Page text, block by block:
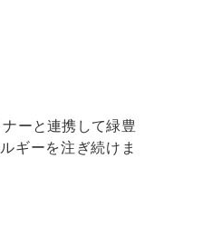
ーと連携して緑豊
ギーを注ぎ続けま